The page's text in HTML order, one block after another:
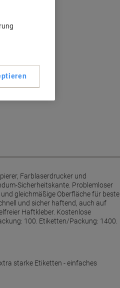
Farblaserdrucker und
Sicherheitskante. Problemloser
gleichmäßige Oberfläche für beste
und sicher haftend, auch auf
Haftkleber. Kostenlose
100. Etiketten/Packung: 1400.
starke Etiketten - einfaches